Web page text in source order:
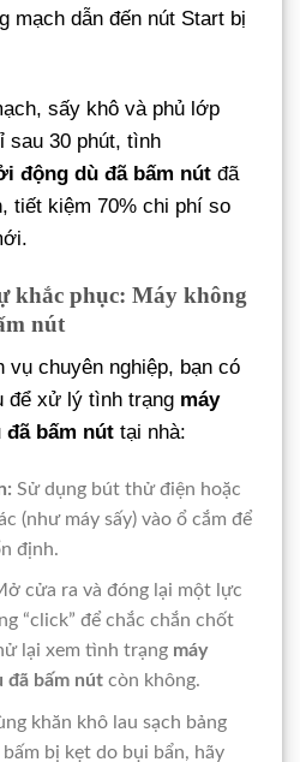
mạch dẫn đến nút Start bị
sấy khô và phủ lớp
sau 30 phút, tình
động dù đã bấm nút đã
tiết kiệm 70% chi phí so
khắc phục: Máy không
nút
chuyên nghiệp, bạn có
để xử lý tình trạng máy
bấm nút tại nhà:
Sử dụng bút thử điện hoặc
(như máy sấy) vào ổ cắm để
định.
cửa ra và đóng lại một lực
“click” để chắc chắn chốt
lại xem tình trạng máy
đã bấm nútcòn không.
khăn khô lau sạch bảng
bị kẹt do bụi bẩn, hãy